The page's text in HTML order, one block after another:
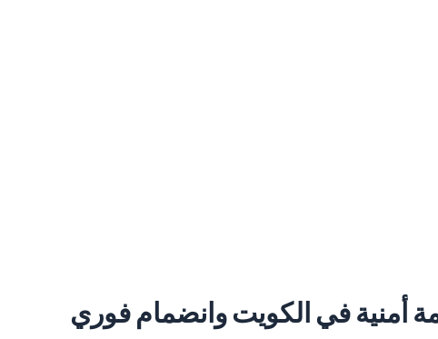
في الكويت وانضمام فوري